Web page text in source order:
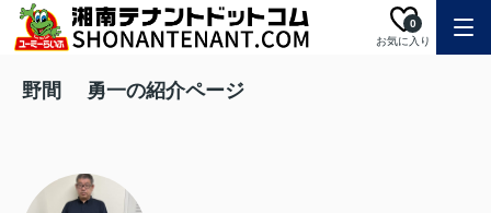
お気に入り
0
野間 勇一の紹介ページ